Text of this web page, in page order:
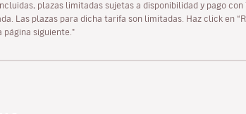
plazas limitadas sujetas a disponibilidad y pago
Las plazas para dicha tarifa son limitadas. Haz click en
página siguiente."